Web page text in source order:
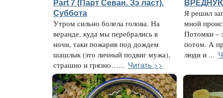
Part 7 (Парт Севан. Зэ ласт).
Суббота
Утром сильно болела голова. На
веранде, куда мы перебрались в
ночи, таки пожарив под дождем
шашлык (это личный подвиг мужа),
страшно и грязно…... Читать >>
Я решил
мной
Потомки –
потом. А
люди и ...